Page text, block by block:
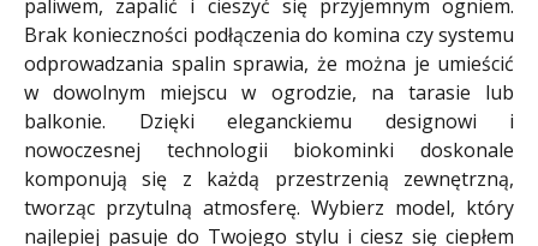
paliwem, zapalić i cieszyć się przyjemnym ogniem.
Brak konieczności podłączenia do komina czy systemu
odprowadzania spalin sprawia, że można je umieścić
w dowolnym miejscu w ogrodzie, na tarasie lub
balkonie. Dzięki eleganckiemu designowi i
nowoczesnej technologii biokominki doskonale
komponują się z każdą przestrzenią zewnętrzną,
tworząc przytulną atmosferę. Wybierz model, który
najlepiej pasuje do Twojego stylu i ciesz się ciepłem